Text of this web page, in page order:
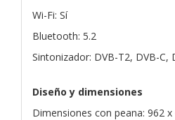
Wi-Fi: Sí
Bluetooth: 5.2
Sintonizador: DVB-T2, DVB-C,
Diseño y dimensiones
Dimensiones con peana: 962